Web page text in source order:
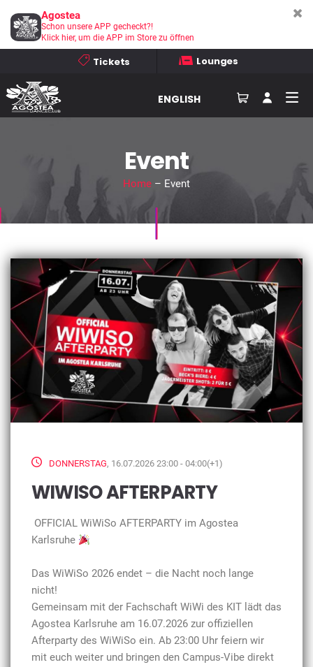
Tickets Lounges
ENGLISH
Event
Home – Event
DONNERSTAG, 16.07.2026 23:00 - 04:00(+1)
WIWISO AFTERPARTY
OFFICIAL WiWiSo AFTERPARTY im Agostea
Karlsruhe
Das WiWiSo 2026 endet – die Nacht noch lange
nicht!
Gemeinsam mit der Fachschaft WiWi des KIT lädt das
Agostea Karlsruhe am 16.07.2026 zur offiziellen
Afterparty des WiWiSo ein. Ab 23:00 Uhr feiern wir
mit euch weiter und bringen den Campus-Vibe direkt
Agostea
Schon unsere APP gecheckt?!
Klick hier, um die APP im Store zu öffnen